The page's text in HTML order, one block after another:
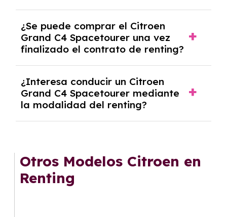
mejores ofertas de vehículos de renting con
todos los gastos incluidos y sin pagar
entradas.
¿Se puede comprar el Citroen
Grand C4 Spacetourer una vez
finalizado el contrato de renting?
renting se puede adquirir el coche. En este
caso tendrán que analizar los años, la
cantidad de kilómetros recorridos y el coste
del mercado actual.
¿Interesa conducir un Citroen
Grand C4 Spacetourer mediante
la modalidad del renting?
gusta cambiar de coche cada pocos años.
Otros Modelos Citroen en
Renting